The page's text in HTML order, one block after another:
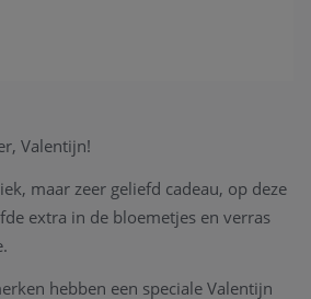
Valentijn!
maar zeer geliefd cadeau, op deze
extra in de bloemetjes en verras
hebben een speciale Valentijn